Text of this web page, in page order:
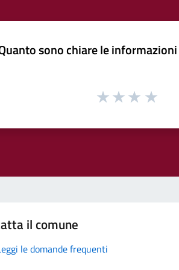
sono chiare le
il comune
le domande frequenti